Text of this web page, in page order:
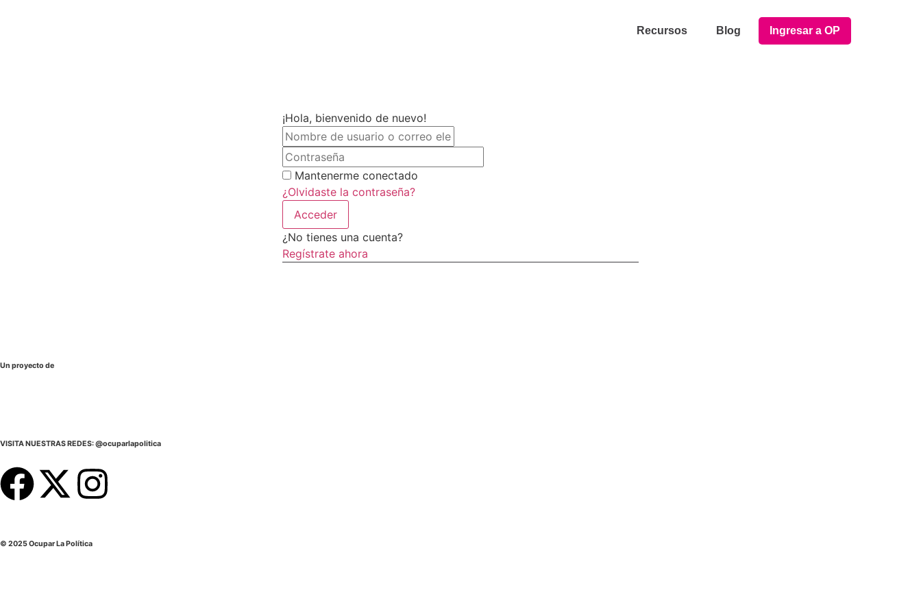
Recursos Blog Ingresar a OP
¡Hola, bienvenido de nuevo!
Mantenerme conectado
¿Olvidaste la contraseña?
Acceder
¿No tienes una cuenta?
Regístrate ahora
Un proyecto de
VISITA NUESTRAS REDES: @ocuparlapolitica
© 2025 Ocupar La Política